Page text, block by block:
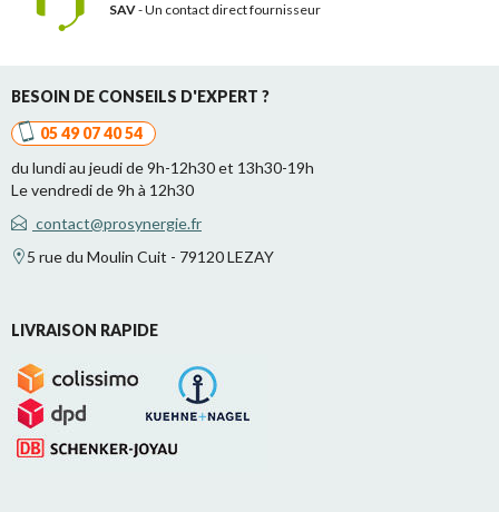
SAV- Un contact direct fournisseur
BESOIN DE CONSEILS D'EXPERT ?
05 49 07 40 54
du lundi au jeudi de 9h-12h30 et 13h30-19h
Le vendredi de 9h à 12h30
contact@prosynergie.fr
5 rue du Moulin Cuit - 79120 LEZAY
LIVRAISON RAPIDE